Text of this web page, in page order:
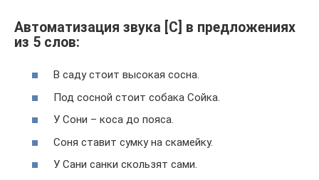
Автоматизация звука [С] в предложениях
из 5 слов:
В саду стоит высокая сосна.
Под сосной стоит собака Сойка.
У Сони – коса до пояса.
Соня ставит сумку на скамейку.
У Сани санки скользят сами.